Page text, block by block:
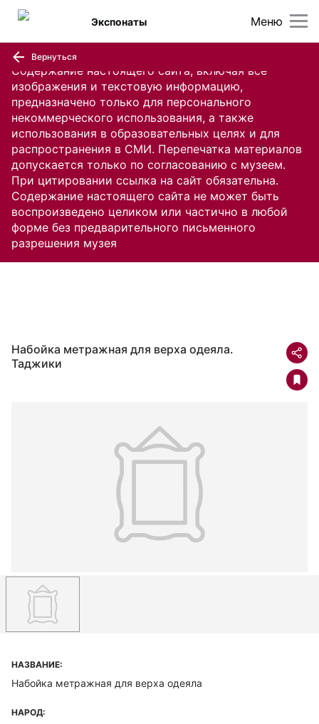
Содержание настоящего сайта, включая все
изображения и текстовую информацию,
предназначено только для персонального
некоммерческого использования, а также
использования в образовательных целях и для
распространения в СМИ. Перепечатка материалов
допускается только по согласованию с музеем.
При цитировании ссылка на сайт обязательна.
Содержание настоящего сайта не может быть
воспроизведено целиком или частично в любой
форме без предварительного письменного
разрешения музея
Меню
Экспонаты
Вернуться
Набойка метражная для верха одеяла.
Таджики
НАЗВАНИЕ:
Набойка метражная для верха одеяла
НАРОД: